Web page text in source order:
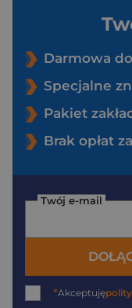
Darmowa
Specjalne
Pakiet
Brak opłat
Twój e-mail
*Akceptuję